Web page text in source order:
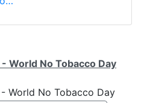
- World No Tobacco Day
World No Tobacco Day